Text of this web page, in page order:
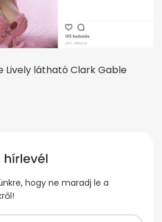
Lively látható Clark Gable
hogy ne maradj le a